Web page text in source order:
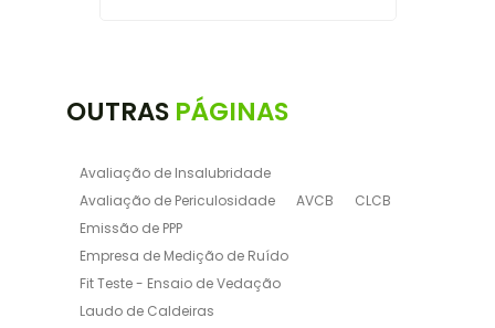
OUTRAS PÁGINAS
Avaliação de Insalubridade
Avaliação de Periculosidade
AVCB
CLCB
Emissão de PPP
Empresa de Medição de Ruído
Fit Teste - Ensaio de Vedação
Laudo de Caldeiras